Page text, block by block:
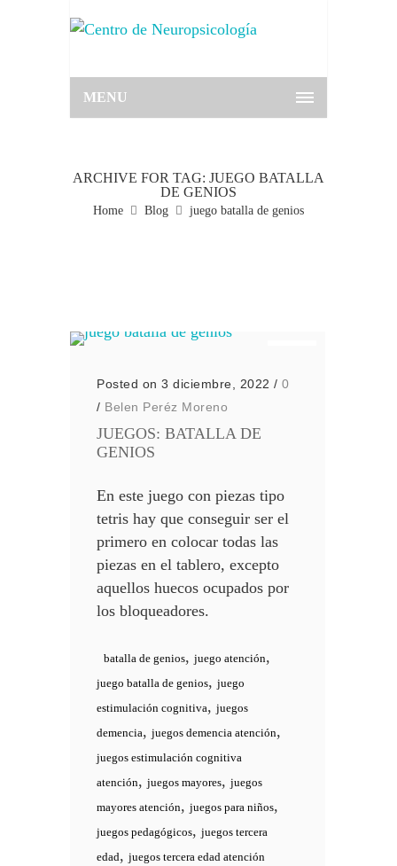
MENU
ARCHIVE FOR TAG: JUEGO BATALLA
DE GENIOS
Home Blog juego batalla de genios
Posted on 3 diciembre, 2022 / 0
/ Belen Peréz Moreno
JUEGOS: BATALLA DE
GENIOS
En este juego con piezas tipo
tetris hay que conseguir ser el
primero en colocar todas las
piezas en el tablero, excepto
aquellos huecos ocupados por
los bloqueadores.
batalla de genios, juego atención,
juego batalla de genios, juego
estimulación cognitiva, juegos
demencia, juegos demencia atención,
juegos estimulación cognitiva
atención, juegos mayores, juegos
mayores atención, juegos para niños,
juegos pedagógicos, juegos tercera
edad, juegos tercera edad atención